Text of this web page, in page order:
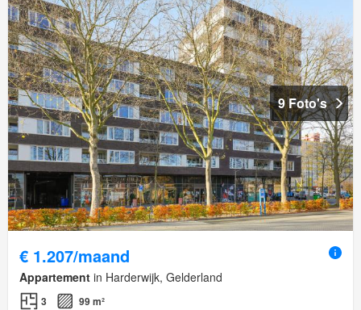
9 Foto's
€ 1.207/maand
Appartement in Harderwijk, Gelderland
3 99 m²